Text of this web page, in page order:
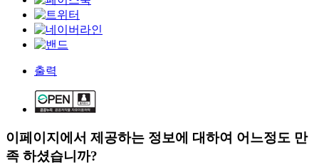
출력
이페이지에서 제공하는 정보에 대하여 어느정도 만
족 하셨습니까?